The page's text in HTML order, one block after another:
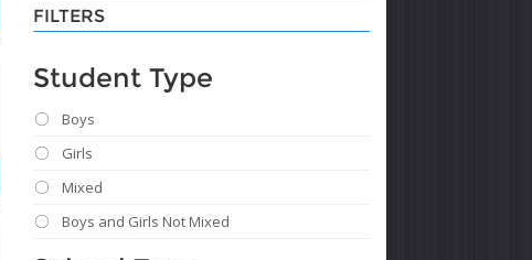
FILTERS
Student Type
Boys
Girls
Mixed
Boys and Girls Not Mixed